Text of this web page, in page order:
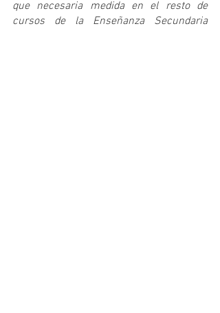
que necesaria medida en el resto de
cursos de la Enseñanza Secundaria